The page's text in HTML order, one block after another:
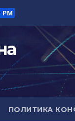
PM
ПОЛИТИКА